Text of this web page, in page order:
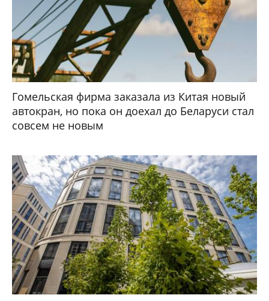
Гомельская фирма заказала из Китая новый
автокран, но пока он доехал до Беларуси стал
совсем не новым